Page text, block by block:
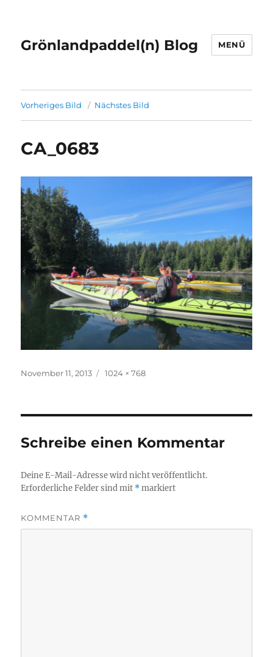
Grönlandpaddel(n) Blog MENÜ
Vorheriges Bild Nächstes Bild
CA_0683
Veröffentlicht
November 11, 2013 Originalgröße
1024 × 768
Schreibe einen Kommentar
Deine E-Mail-Adresse wird nicht veröffentlicht.
Erforderliche Felder sind mit *markiert
KOMMENTAR *